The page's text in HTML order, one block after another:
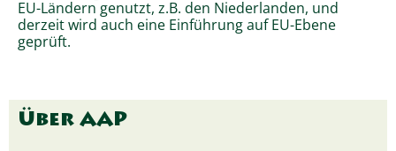
EU-Ländern genutzt, z.B. den Niederlanden, und
derzeit wird auch eine Einführung auf EU-Ebene
geprüft.
Über AAP